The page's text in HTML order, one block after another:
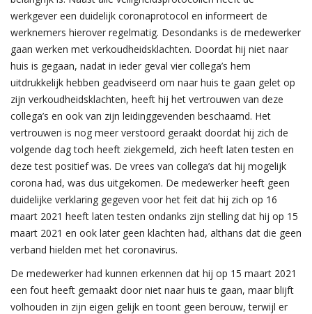
werkgever een duidelijk coronaprotocol en informeert de
werknemers hierover regelmatig. Desondanks is de medewerker
gaan werken met verkoudheidsklachten. Doordat hij niet naar
huis is gegaan, nadat in ieder geval vier collega’s hem
uitdrukkelijk hebben geadviseerd om naar huis te gaan gelet op
zijn verkoudheidsklachten, heeft hij het vertrouwen van deze
collega’s en ook van zijn leidinggevenden beschaamd. Het
vertrouwen is nog meer verstoord geraakt doordat hij zich de
volgende dag toch heeft ziekgemeld, zich heeft laten testen en
deze test positief was. De vrees van collega’s dat hij mogelijk
corona had, was dus uitgekomen. De medewerker heeft geen
duidelijke verklaring gegeven voor het feit dat hij zich op 16
maart 2021 heeft laten testen ondanks zijn stelling dat hij op 15
maart 2021 en ook later geen klachten had, althans dat die geen
verband hielden met het coronavirus.
De medewerker had kunnen erkennen dat hij op 15 maart 2021
een fout heeft gemaakt door niet naar huis te gaan, maar blijft
volhouden in zijn eigen gelijk en toont geen berouw, terwijl er